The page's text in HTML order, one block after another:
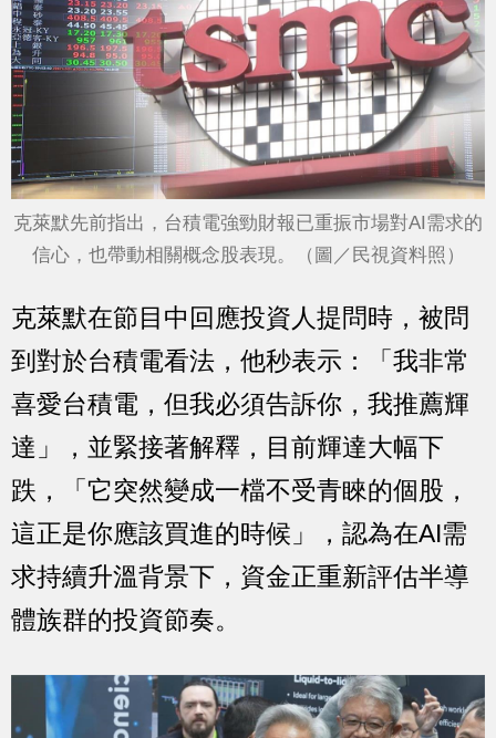
克萊默先前指出，台積電強勁財報已重振市場對AI需求的
信心，也帶動相關概念股表現。（圖／民視資料照）
克萊默在節目中回應投資人提問時，被問
到對於台積電看法，他秒表示：「我非常
喜愛台積電，但我必須告訴你，我推薦輝
達」，並緊接著解釋，目前輝達大幅下
跌，「它突然變成一檔不受青睞的個股，
這正是你應該買進的時候」，認為在AI需
求持續升溫背景下，資金正重新評估半導
體族群的投資節奏。